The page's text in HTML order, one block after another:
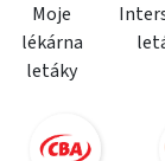
Moje
lékárna
letáky